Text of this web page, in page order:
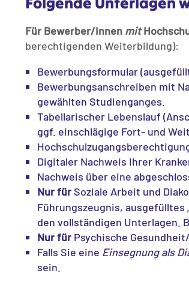
Für Bewerber/innen mit
berechtigenden Weiterbildung):
Bewerbungsformular
Bewerbungsanschreiben mit
gewählten Studienganges.
Tabellarischer Lebenslauf
ggf. einschlägige Fort- und
Digitaler Nachweis Ihrer
Nachweis über eine
Nur fürSoziale Arbeit und
Führungszeugnis, ausgefülltes
den vollständigen Unterlagen.
Nur für Psychische
Falls Sie eine Einsegnung als
sein.